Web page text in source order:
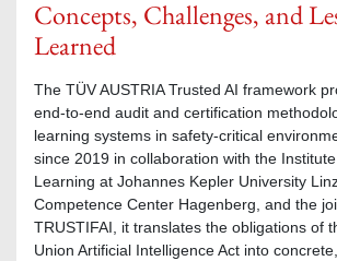
Concepts, Challenges, and
Learned
The TÜV AUSTRIA Trusted AI framework
end‑to‑end audit and certification
learning systems in safety‑critical
since 2019 in collaboration with the
Learning at Johannes Kepler University
Competence Center Hagenberg, and the
TRUSTIFAI, it translates the obligations of
Union Artificial Intelligence Act into